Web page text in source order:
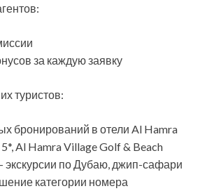
за каждую заявку
туристов:
бронирований в отели Al Hamra
5*, Al Hamra Village Golf & Beach
экскурсии по Дубаю, джип-сафари
категории номера